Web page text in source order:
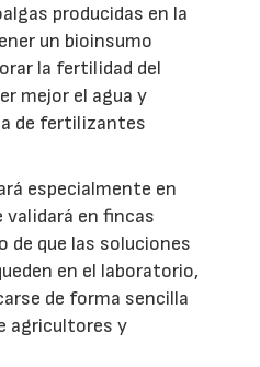
producidas en la
un bioinsumo
la fertilidad del
mejor el agua y
de fertilizantes
especialmente en
en fincas
de que las soluciones
en el laboratorio,
de forma sencilla
agricultores y